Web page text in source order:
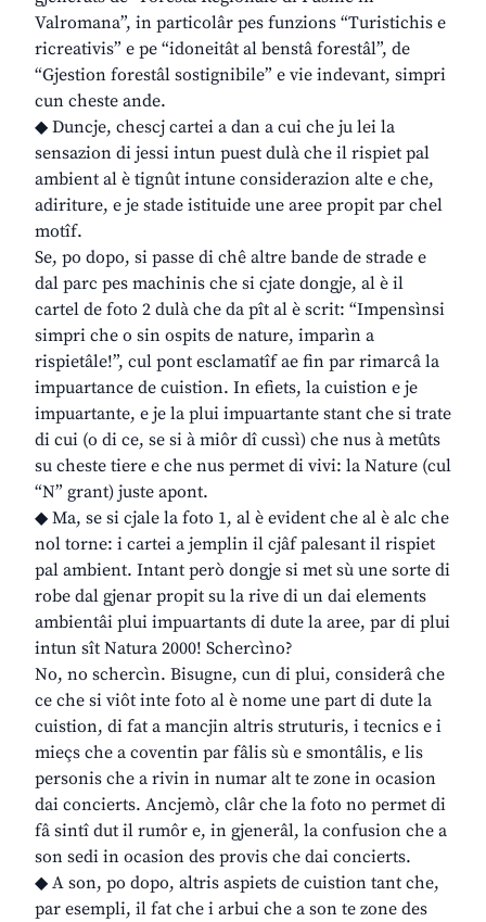
Valromana”, in particolâr pes funzions “Turistichis e
ricreativis” e pe “idoneitât al benstâ forestâl”, de
“Gjestion forestâl sostignibile” e vie indevant, simpri
cun cheste ande.
◆ Duncje, chescj cartei a dan a cui che ju lei la
sensazion di jessi intun puest dulà che il rispiet pal
ambient al è tignût intune considerazion alte e che,
adiriture, e je stade istituide une aree propit par chel
motîf.
Se, po dopo, si passe di chê altre bande de strade e
dal parc pes machinis che si cjate dongje, al è il
cartel de foto 2 dulà che da pît al è scrit: “Impensìnsi
simpri che o sin ospits de nature, imparìn a
rispietâle!”, cul pont esclamatîf ae fin par rimarcâ la
impuartance de cuistion. In efiets, la cuistion e je
impuartante, e je la plui impuartante stant che si trate
di cui (o di ce, se si à miôr dî cussì) che nus à metûts
su cheste tiere e che nus permet di vivi: la Nature (cul
“N” grant) juste apont.
◆ Ma, se si cjale la foto 1, al è evident che al è alc che
nol torne: i cartei a jemplin il cjâf palesant il rispiet
pal ambient. Intant però dongje si met sù une sorte di
robe dal gjenar propit su la rive di un dai elements
ambientâi plui impuartants di dute la aree, par di plui
intun sît Natura 2000! Schercìno?
No, no schercìn. Bisugne, cun di plui, considerâ che
ce che si viôt inte foto al è nome une part di dute la
cuistion, di fat a mancjin altris struturis, i tecnics e i
mieçs che a coventin par fâlis sù e smontâlis, e lis
personis che a rivin in numar alt te zone in ocasion
dai concierts. Ancjemò, clâr che la foto no permet di
fâ sintî dut il rumôr e, in gjenerâl, la confusion che a
son sedi in ocasion des provis che dai concierts.
◆ A son, po dopo, altris aspiets de cuistion tant che,
par esempli, il fat che i arbui che a son te zone des